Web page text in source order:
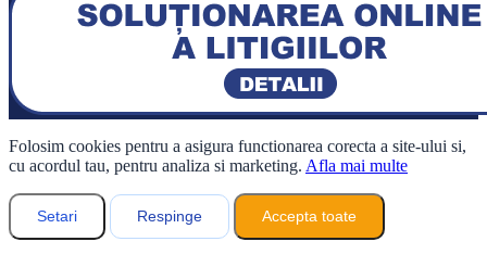
Folosim cookies pentru a asigura functionarea corecta a site-ului si,
cu acordul tau, pentru analiza si marketing. Afla mai multe
Setari Respinge Accepta toate